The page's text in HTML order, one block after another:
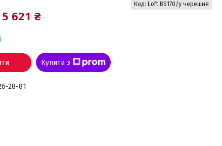
5 621 ₴
Код: Loft BS170/у черешня
Купити з
28-81